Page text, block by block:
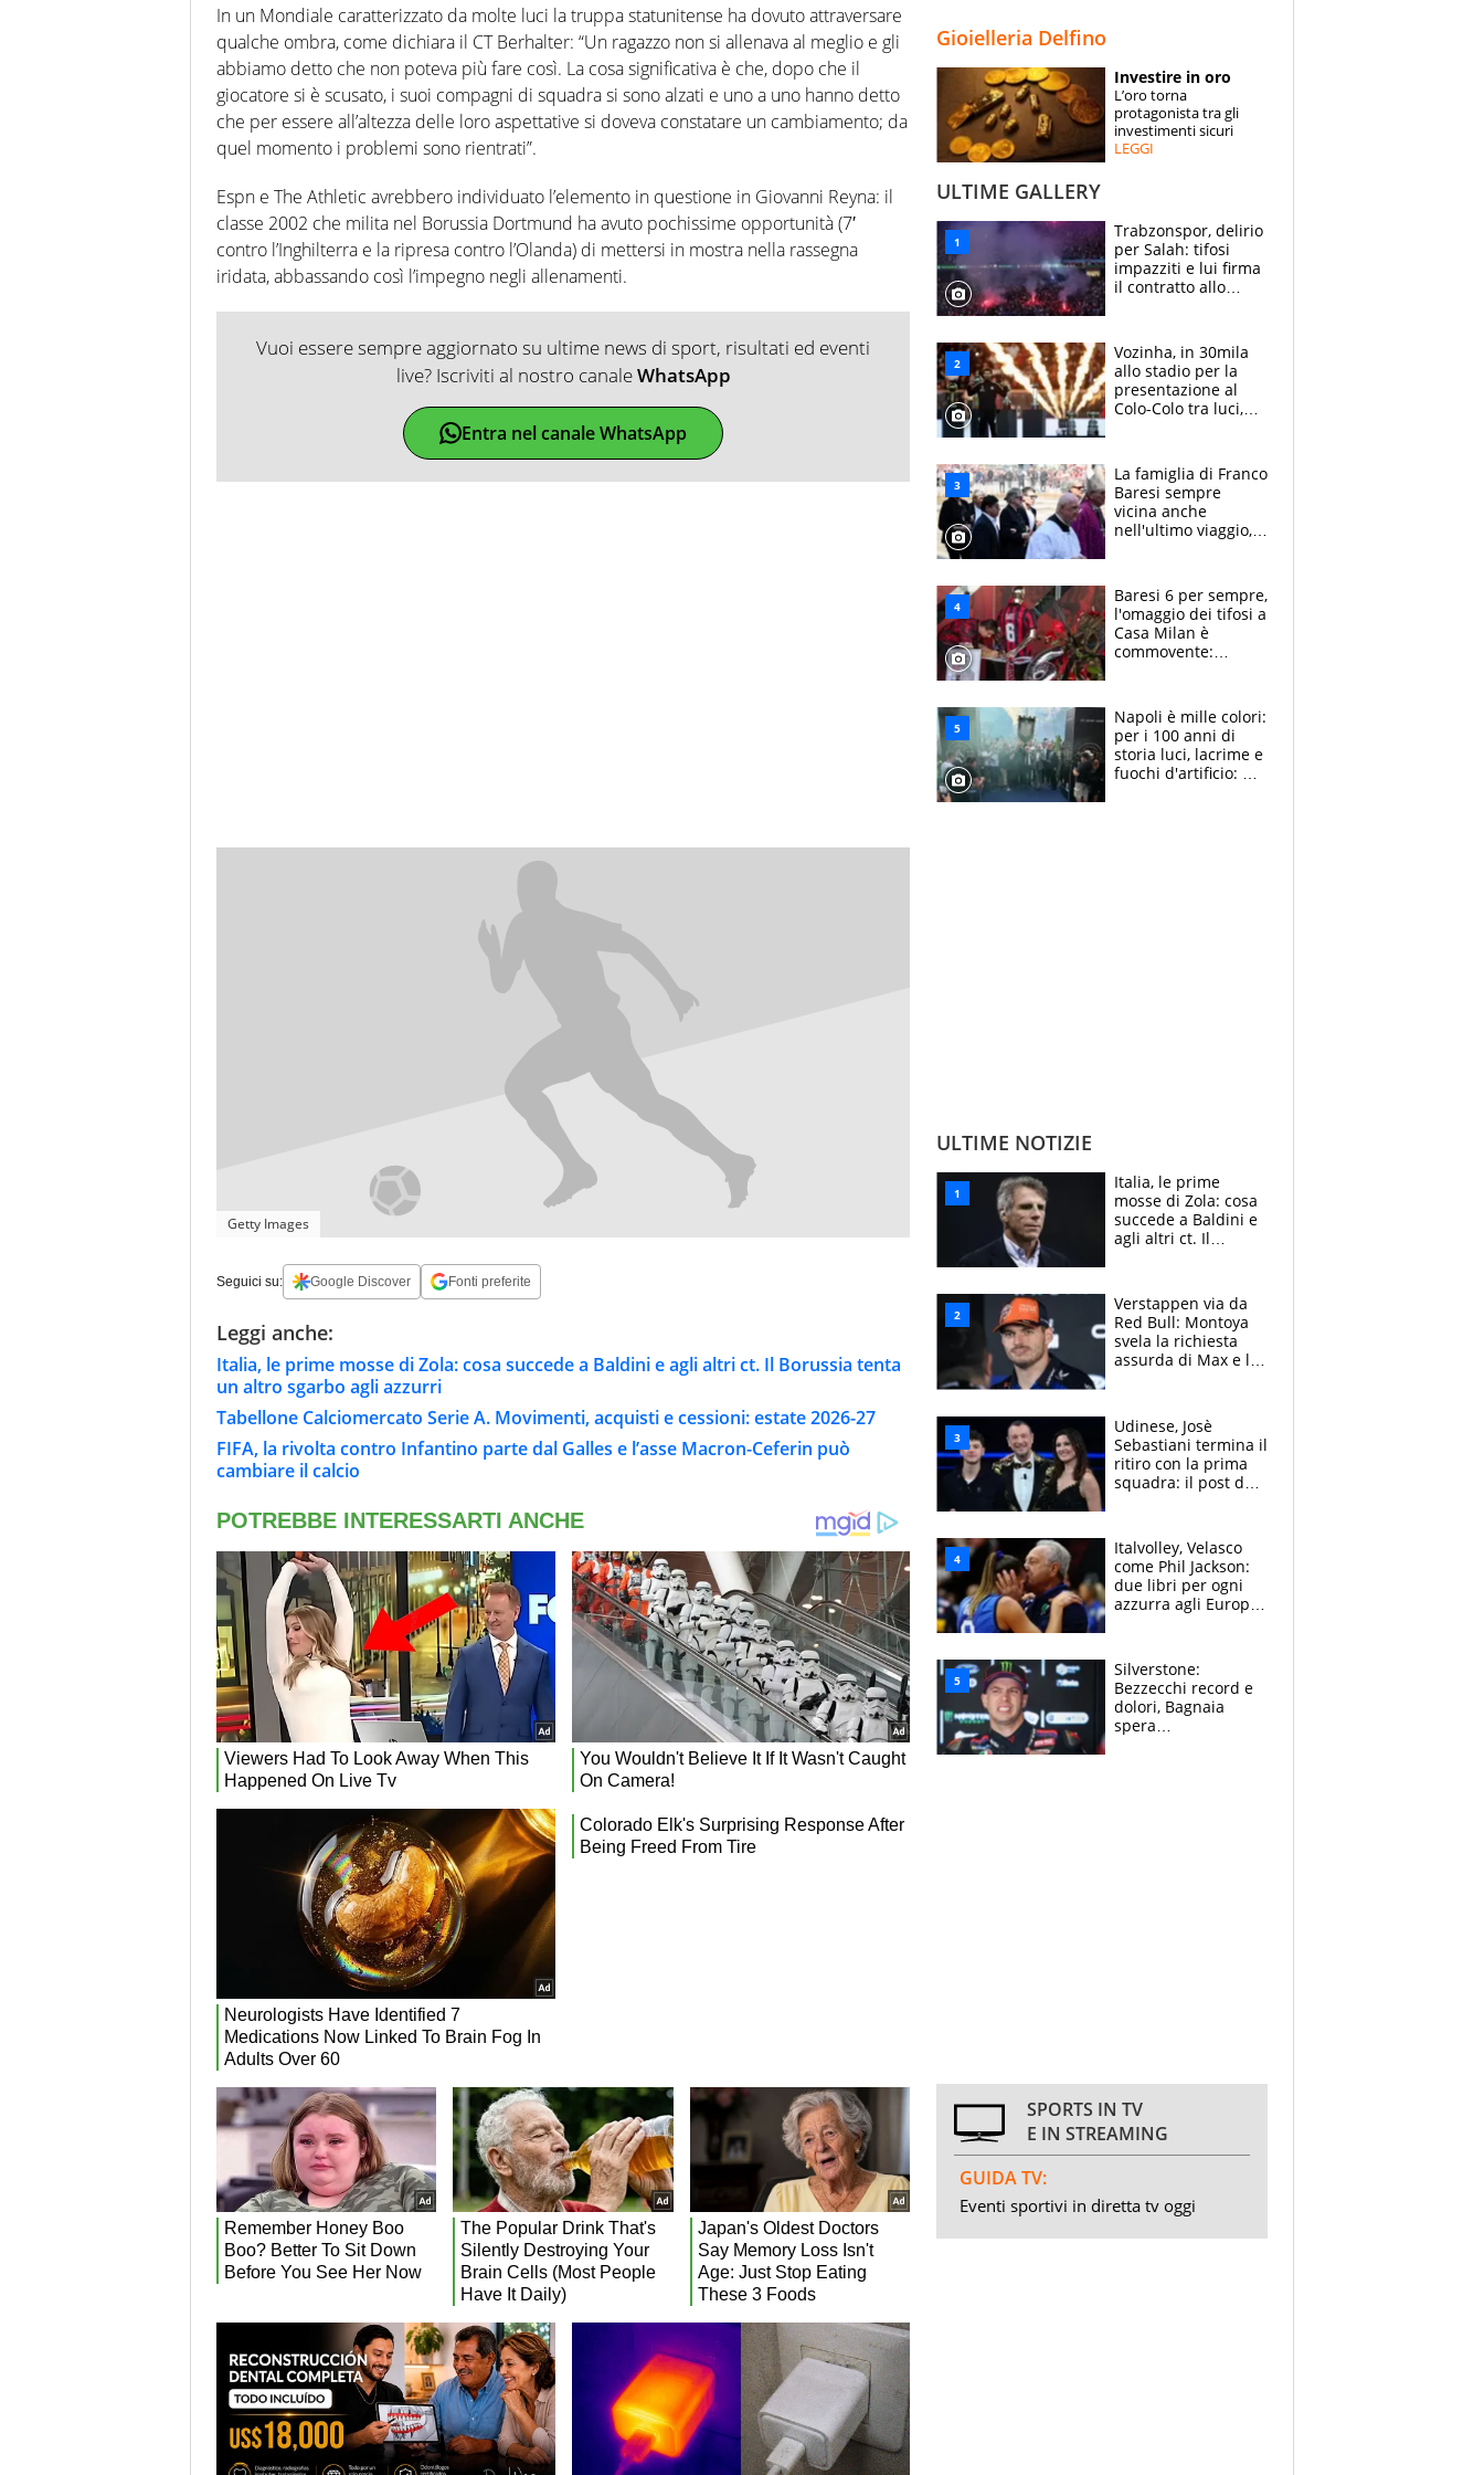
ESPERTI
CONTATTI
In un Mondiale caratterizzato da molte luci la truppa statunitense ha dovuto attraversare
qualche ombra, come dichiara il CT Berhalter: “Un ragazzo non si allenava al meglio e gli
abbiamo detto che non poteva più fare così. La cosa significativa è che, dopo che il
giocatore si è scusato, i suoi compagni di squadra si sono alzati e uno a uno hanno detto
che per essere all’altezza delle loro aspettative si doveva constatare un cambiamento; da
quel momento i problemi sono rientrati”.
Espn e The Athletic avrebbero individuato l’elemento in questione in Giovanni Reyna: il
classe 2002 che milita nel Borussia Dortmund ha avuto pochissime opportunità (7′
contro l’Inghilterra e la ripresa contro l’Olanda) di mettersi in mostra nella rassegna
iridata, abbassando così l’impegno negli allenamenti.
Vuoi essere sempre aggiornato su ultime news di sport, risultati ed eventi
live? Iscriviti al nostro canaleWhatsApp
Entra nel canale WhatsApp
Getty Images
Seguici su: Google Discover Fonti preferite
Leggi anche:
Italia, le prime mosse di Zola: cosa succede a Baldini e agli altri ct. Il Borussia tenta
un altro sgarbo agli azzurri
Tabellone Calciomercato Serie A. Movimenti, acquisti e cessioni: estate 2026-27
FIFA, la rivolta contro Infantino parte dal Galles e l’asse Macron-Ceferin può
cambiare il calcio
Gioielleria Delfino
Investire in oro
L’oro torna
protagonista tra gli
investimenti sicuri
LEGGI
ULTIME GALLERY
Trabzonspor, delirio
per Salah: tifosi
impazziti e lui firma
il contratto allo
Vozinha, in 30mila
allo stadio per la
presentazione al
Colo-Colo tra luci,
La famiglia di Franco
Baresi sempre
vicina anche
nell'ultimo viaggio,
circondati
dall'affetto dei tifosi
Baresi 6 per sempre,
l'omaggio dei tifosi a
Casa Milan è
commovente:
bigliettini
Napoli è mille colori:
per i 100 anni di
storia luci, lacrime e
fuochi d'artificio: De
ULTIME NOTIZIE
Italia, le prime
mosse di Zola: cosa
succede a Baldini e
agli altri ct. Il
azzurri
Verstappen via da
Red Bull: Montoya
svela la richiesta
assurda di Max e lo
McLaren siano
meglio?”
Udinese, Josè
Sebastiani termina il
ritiro con la prima
squadra: il post del
sfondo
Italvolley, Velasco
come Phil Jackson:
due libri per ogni
azzurra agli Europei.
Silverstone:
Bezzecchi record e
dolori, Bagnaia
spera
SPORTS IN TV
E IN STREAMING
GUIDA TV:
Eventi sportivi in diretta tv oggi